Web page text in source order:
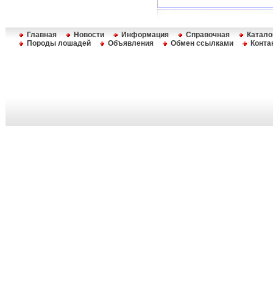
Главная Новости Информация Справочная
Породы лошадей
Объявления Обмен ссылками